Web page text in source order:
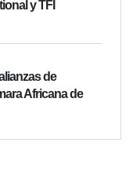
y TFI
de
Africana de